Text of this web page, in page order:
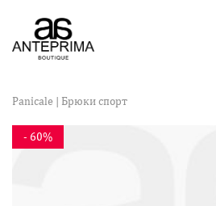
Panicale | Брюки спорт
- 60%